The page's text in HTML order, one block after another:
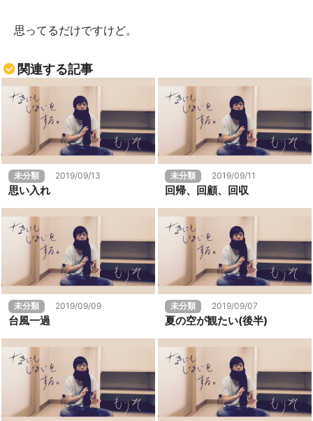
思ってるだけですけど。
関連する記事
未分類 2019/09/13
思い入れ
未分類 2019/09/11
回帰、回顧、回収
未分類 2019/09/09
台風一過
未分類 2019/09/07
夏の空が観たい(後半)